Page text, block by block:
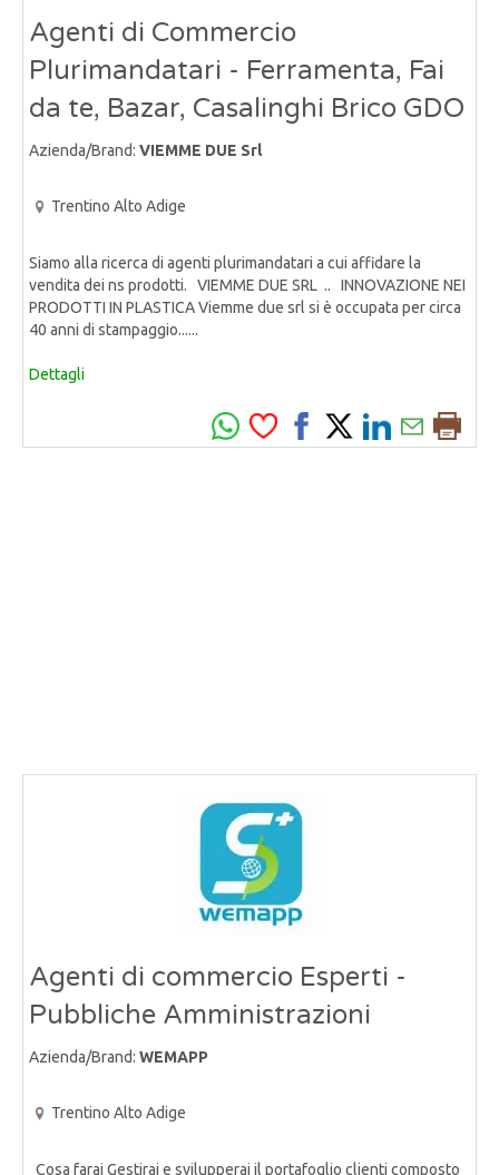
Agenti di Commercio
Plurimandatari - Ferramenta, Fai
da te, Bazar, Casalinghi Brico GDO
Azienda/Brand: VIEMME DUE Srl
Trentino Alto Adige
Siamo alla ricerca di agenti plurimandatari a cui affidare la
vendita dei ns prodotti. VIEMME DUE SRL .. INNOVAZIONE NEI
PRODOTTI IN PLASTICA Viemme due srl si è occupata per circa
40 anni di stampaggio......
Dettagli
Agenti di commercio Esperti -
Pubbliche Amministrazioni
Azienda/Brand: WEMAPP
Trentino Alto Adige
Cosa farai Gestirai e svilupperai il portafoglio clienti composto